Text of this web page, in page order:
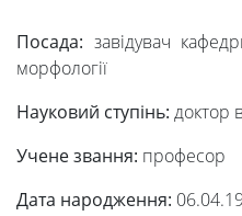
Посада: завідувач
морфології
Науковий ступінь: доктор
Учене звання: професор
Дата народження: